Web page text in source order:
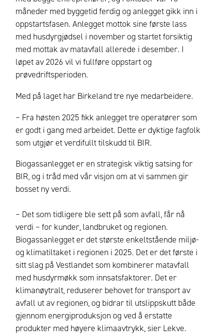
måneder med byggetid ferdig og anlegget gikk inn i
oppstartsfasen. Anlegget mottok sine første lass
med husdyrgjødsel i november og startet forsiktig
med mottak av matavfall allerede i desember. I
løpet av 2026 vil vi fullføre oppstart og
prøvedriftsperioden.
Med på laget har Birkeland tre nye medarbeidere.
– Fra høsten 2025 fikk anlegget tre operatører som
er godt i gang med arbeidet. Dette er dyktige fagfolk
som utgjør et verdifullt tilskudd til BIR.
Biogassanlegget er en strategisk viktig satsing for
BIR, og i tråd med vår visjon om at vi sammen gir
bosset ny verdi.
– Det som tidligere ble sett på som avfall, får nå
verdi – for kunder, landbruket og regionen.
Biogassanlegget er det største enkeltstående miljø-
og klimatiltaket i regionen i 2025. Det er det første i
sitt slag på Vestlandet som kombinerer matavfall
med husdyrmøkk som innsatsfaktorer. Det er
klimanøytralt, reduserer behovet for transport av
avfall ut av regionen, og bidrar til utslippskutt både
gjennom energiproduksjon og ved å erstatte
produkter med høyere klimaavtrykk, sier Lekve.